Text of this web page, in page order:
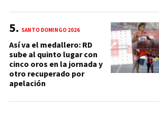
SANTO DOMINGO 2026
Así va el medallero: RD
sube al quinto lugar con
cinco oros en la jornada y
otro recuperado por
apelación